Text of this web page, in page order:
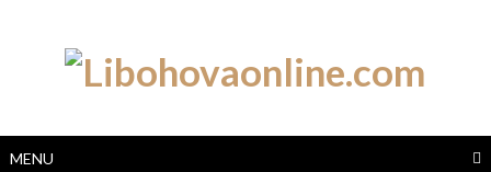
MENU